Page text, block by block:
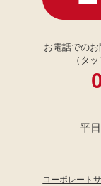
お電話でのお
（タ
平
コーポレート